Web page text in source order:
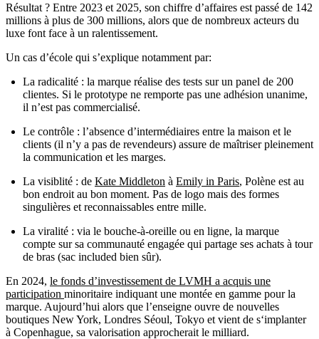
Résultat ? Entre 2023 et 2025, son chiffre d’affaires est passé de 142
millions à plus de 300 millions, alors que de nombreux acteurs du
luxe font face à un ralentissement.
Un cas d’école qui s’explique notamment par:
La radicalité : la marque réalise des tests sur un panel de 200
clientes. Si le prototype ne remporte pas une adhésion unanime,
il n’est pas commercialisé.
Le contrôle : l’absence d’intermédiaires entre la maison et le
clients (il n’y a pas de revendeurs) assure de maîtriser pleinement
la communication et les marges.
La visiblité : de Kate Middleton à Emily in Paris, Polène est au
bon endroit au bon moment. Pas de logo mais des formes
singulières et reconnaissables entre mille.
La viralité : via le bouche-à-oreille ou en ligne, la marque
compte sur sa communauté engagée qui partage ses achats à tour
de bras (sac included bien sûr).
En 2024, le fonds d’investissement de LVMH a acquis une
participation minoritaire indiquant une montée en gamme pour la
marque. Aujourd’hui alors que l’enseigne ouvre de nouvelles
boutiques New York, Londres Séoul, Tokyo et vient de s‘implanter
à Copenhague, sa valorisation approcherait le milliard.